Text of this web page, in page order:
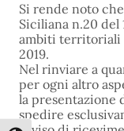
Si rende noto
Siciliana n.20 del
ambiti territoriali
2019.
Nel rinviare a
per ogni altro
la presentazione
spedire